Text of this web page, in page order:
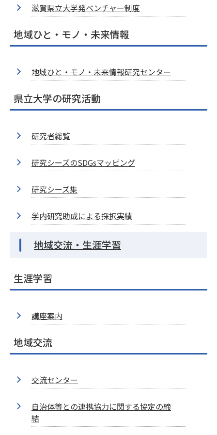
滋賀県立大学発ベンチャー制度
地域ひと・モノ・未来情報
地域ひと・モノ・未来情報研究センター
県立大学の研究活動
研究者総覧
研究シーズのSDGsマッピング
研究シーズ集
学内研究助成による採択実績
地域交流・生涯学習
生涯学習
講座案内
地域交流
交流センター
自治体等との連携協力に関する協定の締
結